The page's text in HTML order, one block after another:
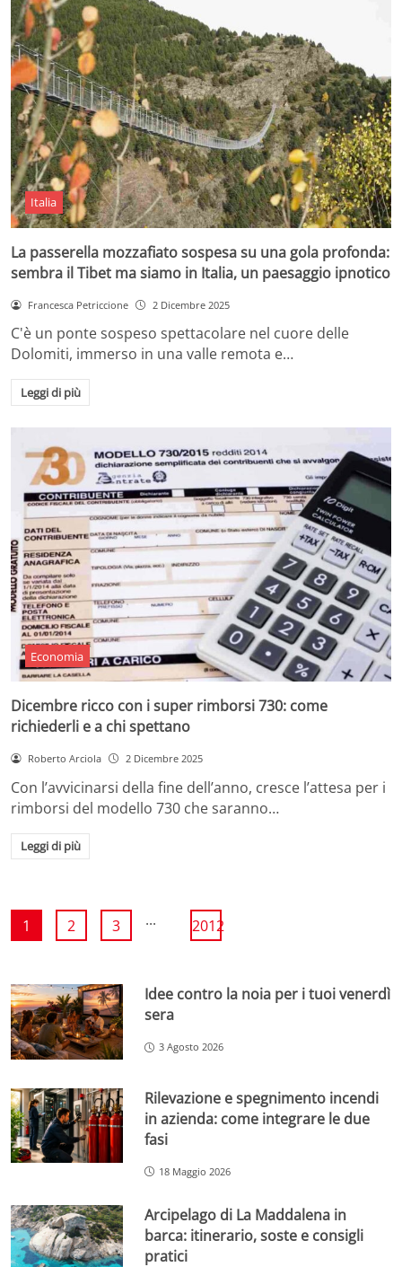
Italia
La passerella mozzafiato sospesa su una gola profonda:
sembra il Tibet ma siamo in Italia, un paesaggio ipnotico
Francesca Petriccione 2 Dicembre 2025
C'è un ponte sospeso spettacolare nel cuore delle
Dolomiti, immerso in una valle remota e…
Leggi di più
Economia
Dicembre ricco con i super rimborsi 730: come
richiederli e a chi spettano
Roberto Arciola 2 Dicembre 2025
Con l’avvicinarsi della fine dell’anno, cresce l’attesa per i
rimborsi del modello 730 che saranno…
Leggi di più
1 2 3 ... 2012
Idee contro la noia per i tuoi venerdì
sera
3 Agosto 2026
Rilevazione e spegnimento incendi
in azienda: come integrare le due
fasi
18 Maggio 2026
Arcipelago di La Maddalena in
barca: itinerario, soste e consigli
pratici